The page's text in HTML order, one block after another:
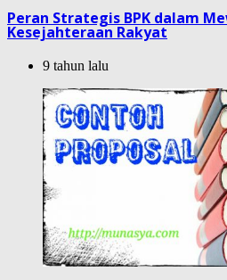
Peran Strategis BPK dalam
Kesejahteraan Rakyat
9 tahun lalu